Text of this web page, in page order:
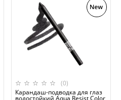
(0)
Карандаш-подводка для глаз
водостойкий Aqua Resist Color